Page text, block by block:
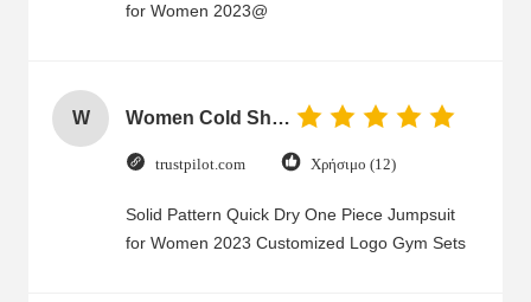
for Women 2023@
W Women Cold Shoulder V Neck Rayon Blouse
trustpilot.com Χρήσιμο (12)
Solid Pattern Quick Dry One Piece Jumpsuit
for Women 2023 Customized Logo Gym Sets